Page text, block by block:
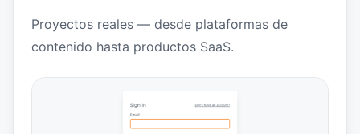
Proyectos reales — desde plataformas de
contenido hasta productos SaaS.